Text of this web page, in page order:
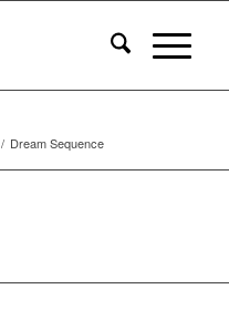
/ Dream Sequence